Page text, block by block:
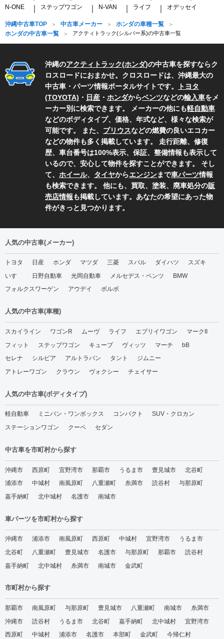
N-ONE ステップワゴン N-VAN ライフ オデッセイ
沖縄中古車TOP 中古車メーカー
ホンダの車種一覧
ホンダの中古車一覧
アクティトラック(シルバー系)の中古車一覧
沖縄のアクティトラック(ホンダ)の中古車を探すならク
ロスロードにおまかせ。クロスロードは、沖縄最大の
中古車・パーツ情報ポータルサイトです。
トヨタ
(TOYOTA) ・ 日産 ・ ホンダからベンツなどの輸入車をメ
ーカー別に検索できます。 メーカーの他にも軽自動車
などのボディタイプ、価格、年式など、様々な検索が
可能です。 また、 プリウスなどの燃費の良いエコカー
などの物件も多く掲載しています。 走行距離、修復
歴、車台番号は100%表示、保証、整備情報も表示して
いるので、安心して物件を探すことができます。 そし
て、 ホイール、 タイヤからエンジンまで車パーツ情報
も検索できます。 他にも、買取、塗装、廃車処分の販
売店情報も掲載しています。あなたの希望にあった物
件がきっと見つかります。
人気の中古車(メーカー)
トヨタ 日産 ホンダ マツダ 三菱 スバル ダイハツ
スズキ
いすゞ
日野自動車 光岡自動車 メルセデス・ベンツ
BMW
フォルクスワーゲン
アウデイ ボルボ
人気の中古車(車種)
スカイライン ワゴンR ムーヴ ライフ エブリイワゴン
マークII
フィット
ステップワゴン キューブ ヴィッツ マーチ
bB
セレナ
シルビア アルトラパン タント
ジムニー
アトレーワゴン
クラウン ヴォクシー チェイサー
人気の中古車(ボディタイプ)
軽自動車 ミニバン・ワンボックス コンパクト
SUV・クロカン
ステーションワゴン
クーペ セダン
中古車を市町村から探す
沖縄市 西原町 宜野湾市 那覇市 うるま市 豊見城市
北谷町
浦添市
中城村 南風原町 八重瀬町 糸満市 読谷村
与那原町
嘉手納町
北中城村 名護市 南城市
車パーツを市町村から探す
沖縄市 浦添市 南風原町 西原町 中城村 宜野湾市
うるま市
北谷町
八重瀬町 豊見城市 名護市 与那原町 那覇市
読谷村
嘉手納町
北中城村 糸満市 南城市 金武町
市町村から探す
那覇市 南風原町 与那原町 豊見城市 八重瀬町 南城市
糸満市
沖縄市
読谷村 うるま市 北谷町 嘉手納町 北中城村
宜野湾市
西原町
中城村 浦添市 名護市 本部町 金武町
今帰仁村